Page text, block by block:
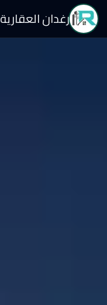
رغدان العقارية